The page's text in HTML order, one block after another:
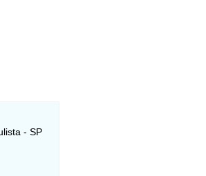
- SP